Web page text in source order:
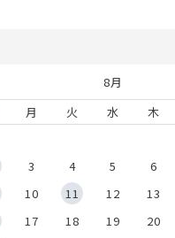
8月
月 火 水 木
3 4 5 6
10 11 12 13
17 18 19 20